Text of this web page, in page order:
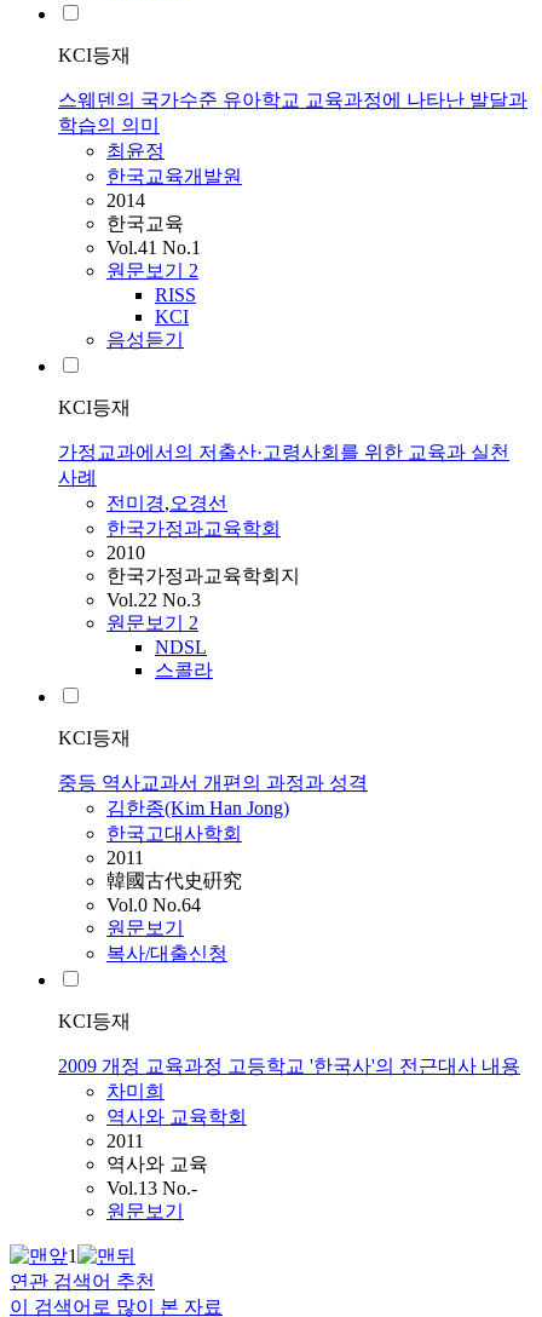
KCI등재
스웨덴의 국가수준 유아학교 교육과정에 나타난 발달과
학습의 의미
최윤정
한국교육개발원
2014
한국교육
Vol.41 No.1
원문보기 2
RISS
KCI
음성듣기
KCI등재
가정교과에서의 저출산·고령사회를 위한 교육과 실천
사례
전미경,오경선
한국가정과교육학회
2010
한국가정과교육학회지
Vol.22 No.3
원문보기 2
NDSL
스콜라
KCI등재
중등 역사교과서 개편의 과정과 성격
김한종(Kim Han Jong)
한국고대사학회
2011
韓國古代史硏究
Vol.0 No.64
원문보기
복사/대출신청
KCI등재
2009 개정 교육과정 고등학교 '한국사'의 전근대사 내용
차미희
역사와 교육학회
2011
역사와 교육
Vol.13 No.-
원문보기
1
연관 검색어 추천
이 검색어로 많이 본 자료